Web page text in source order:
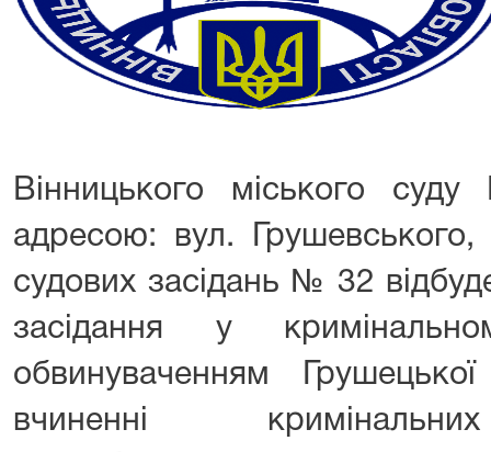
Вінницького міського суду
адресою: вул.
судових засідань № 32
засідання у
обвинуваченням
вчиненні